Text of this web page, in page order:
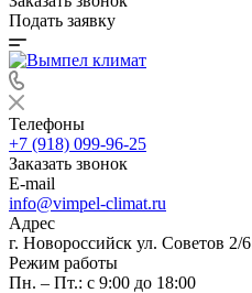
Подать заявку
Телефоны
+7 (918) 099-96-25
Заказать звонок
E-mail
info@vimpel-climat.ru
Адрес
г. Новороссийск ул. Советов 2/6
Режим работы
Пн. – Пт.: с 9:00 до 18:00